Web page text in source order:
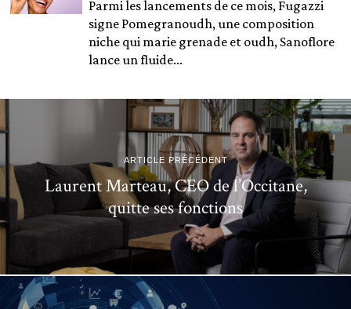
Parmi les lancements de ce mois, Fugazzi
signe Pomegranoudh, une composition
niche qui marie grenade et oudh, Sanoflore
lance un fluide...
ARTICLE PRÉCÉDENT
Laurent Marteau, CEO de l’Occitane,
quitte ses fonctions